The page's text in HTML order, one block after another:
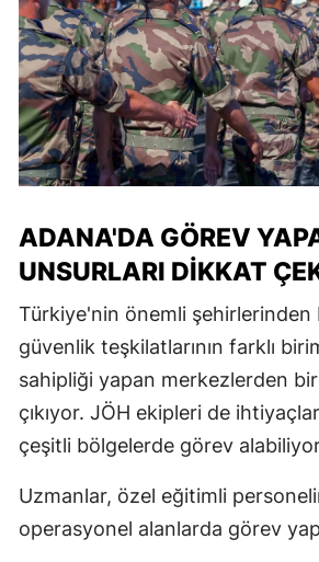
ADANA'DA GÖREV
UNSURLARI DIKKAT
Türkiye'nin önemli şehirlerinden
güvenlik teşkilatlarının farklı
sahipliği yapan merkezlerden
çıkıyor. JÖH ekipleri de
çeşitli bölgelerde görev
Uzmanlar, özel eğitimli
operasyonel alanlarda görev